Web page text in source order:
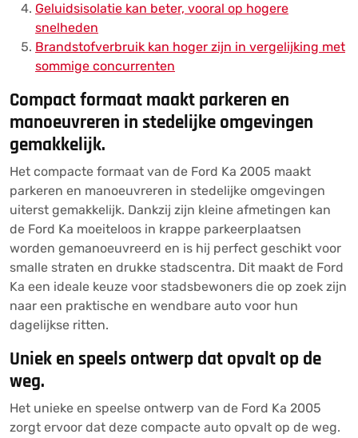
Geluidsisolatie kan beter, vooral op hogere
snelheden
Brandstofverbruik kan hoger zijn in vergelijking met
sommige concurrenten
Compact formaat maakt parkeren en
manoeuvreren in stedelijke omgevingen
gemakkelijk.
Het compacte formaat van de Ford Ka 2005 maakt
parkeren en manoeuvreren in stedelijke omgevingen
uiterst gemakkelijk. Dankzij zijn kleine afmetingen kan
de Ford Ka moeiteloos in krappe parkeerplaatsen
worden gemanoeuvreerd en is hij perfect geschikt voor
smalle straten en drukke stadscentra. Dit maakt de Ford
Ka een ideale keuze voor stadsbewoners die op zoek zijn
naar een praktische en wendbare auto voor hun
dagelijkse ritten.
Uniek en speels ontwerp dat opvalt op de
weg.
Het unieke en speelse ontwerp van de Ford Ka 2005
zorgt ervoor dat deze compacte auto opvalt op de weg.